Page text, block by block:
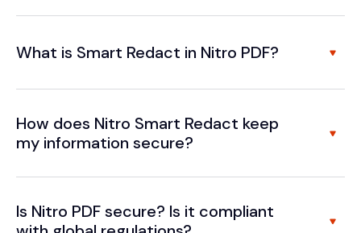
What is Smart Redact in Nitro PDF?
How does Nitro Smart Redact keep
my information secure?
Is Nitro PDF secure? Is it compliant